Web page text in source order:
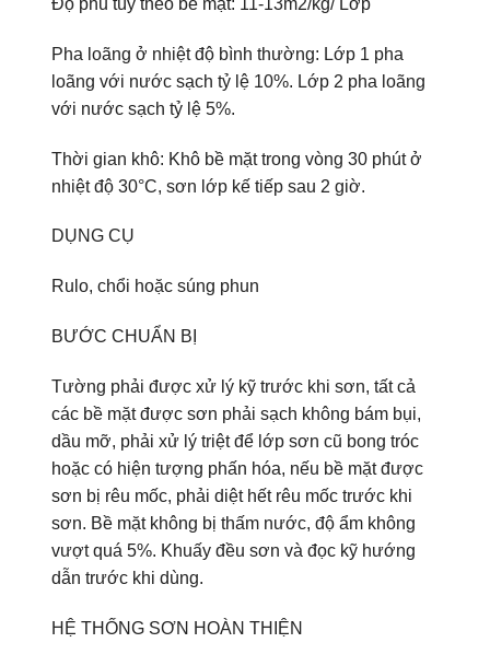
Độ phủ tùy theo bề mặt: 11-13m2/kg/ Lớp
Pha loãng ở nhiệt độ bình thường: Lớp 1 pha
loãng với nước sạch tỷ lệ 10%. Lớp 2 pha loãng
với nước sạch tỷ lệ 5%.
Thời gian khô: Khô bề mặt trong vòng 30 phút ở
nhiệt độ 30°C, sơn lớp kế tiếp sau 2 giờ.
DỤNG CỤ
Rulo, chổi hoặc súng phun
BƯỚC CHUẨN BỊ
Tường phải được xử lý kỹ trước khi sơn, tất cả
các bề mặt được sơn phải sạch không bám bụi,
dầu mỡ, phải xử lý triệt để lớp sơn cũ bong tróc
hoặc có hiện tượng phấn hóa, nếu bề mặt được
sơn bị rêu mốc, phải diệt hết rêu mốc trước khi
sơn. Bề mặt không bị thấm nước, độ ẩm không
vượt quá 5%. Khuấy đều sơn và đọc kỹ hướng
dẫn trước khi dùng.
HỆ THỐNG SƠN HOÀN THIỆN